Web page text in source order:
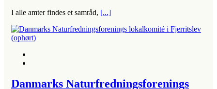
I alle amter findes et samråd, [...]
Danmarks Naturfredningsforenings